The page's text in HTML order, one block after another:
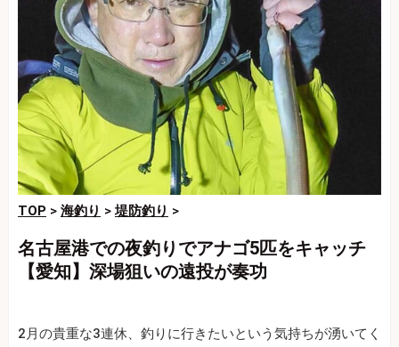
TOP > 海釣り >堤防釣り >
名古屋港での夜釣りでアナゴ5匹をキャッチ
【愛知】深場狙いの遠投が奏功
2月の貴重な3連休、釣りに行きたいという気持ちが湧いてく